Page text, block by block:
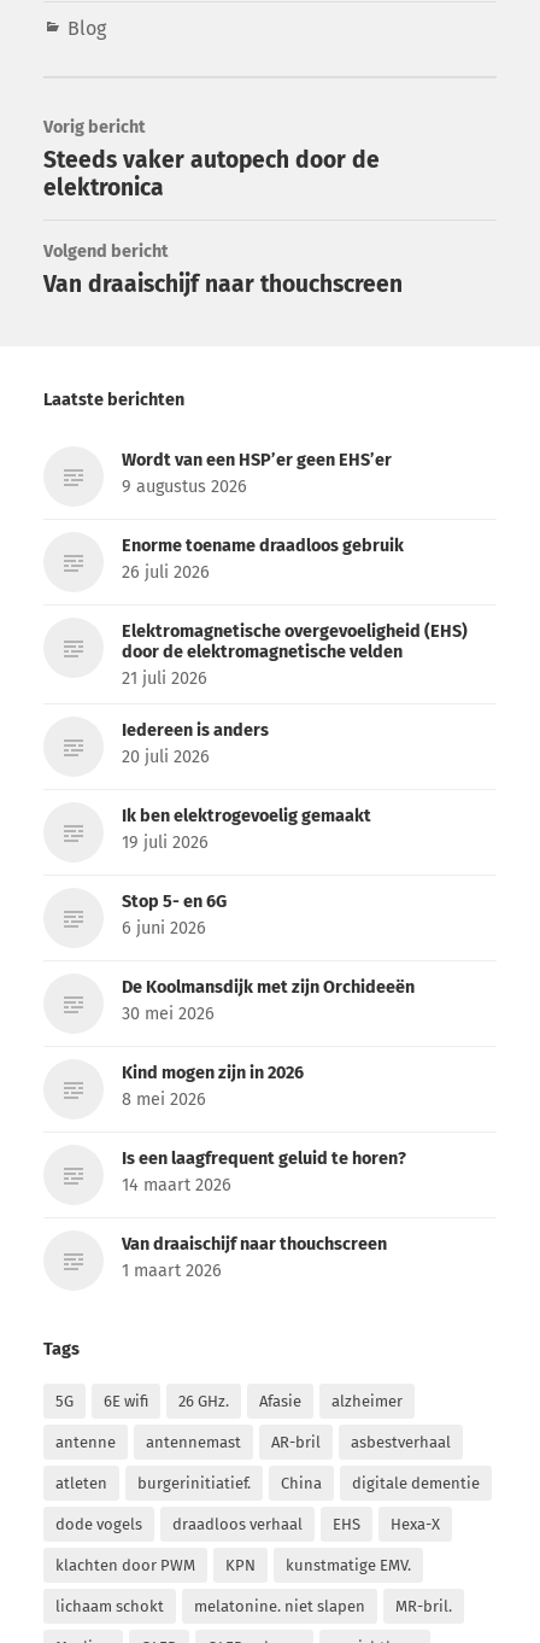
Blog
Vorig bericht
Steeds vaker autopech door de
elektronica
Volgend bericht
Van draaischijf naar thouchscreen
Laatste berichten
Wordt van een HSP’er geen EHS’er
9 augustus 2026
Enorme toename draadloos gebruik
26 juli 2026
Elektromagnetische overgevoeligheid (EHS)
door de elektromagnetische velden
21 juli 2026
Iedereen is anders
20 juli 2026
Ik ben elektrogevoelig gemaakt
19 juli 2026
Stop 5- en 6G
6 juni 2026
De Koolmansdijk met zijn Orchideeën
30 mei 2026
Kind mogen zijn in 2026
8 mei 2026
Is een laagfrequent geluid te horen?
14 maart 2026
Van draaischijf naar thouchscreen
1 maart 2026
Tags
5G 6E wifi 26 GHz. Afasie alzheimer
antenne antennemast AR-bril asbestverhaal
atleten burgerinitiatief. China digitale dementie
dode vogels draadloos verhaal EHS Hexa-X
klachten door PWM KPN kunstmatige EMV.
lichaam schokt melatonine. niet slapen MR-bril.